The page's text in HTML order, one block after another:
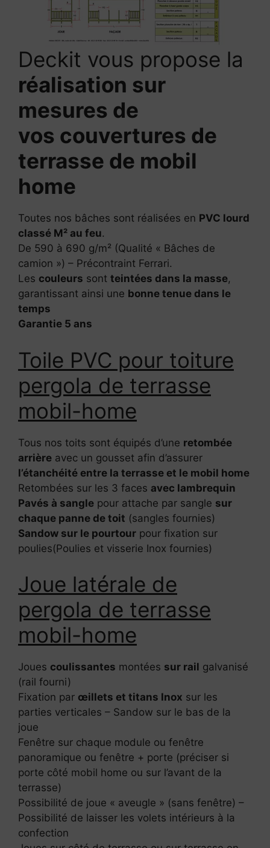
Deckit vous propose la
réalisation sur
mesures de
vos couvertures de
terrasse de mobil
home
Toutes nos bâches sont réalisées en PVC lourd
classé M² au feu.
De 590 à 690 g/m² (Qualité « Bâches de
camion ») – Précontraint Ferrari.
Les couleurs sont teintées dans la masse,
garantissant ainsi une bonne tenue dans le
temps
Garantie 5 ans
Toile PVC pour toiture
pergola de terrasse
mobil-home
Tous nos toits sont équipés d’une retombée
arrière avec un gousset afin d’assurer
l’étanchéité entre la terrasse et le mobil home
Retombées sur les 3 faces avec lambrequin
Pavés à sangle pour attache par sangle sur
chaque panne de toit (sangles fournies)
Sandow sur le pourtour pour fixation sur
poulies(Poulies et visserie Inox fournies)
Joue latérale de
pergola de terrasse
mobil-home
Joues coulissantes montées sur rail galvanisé
(rail fourni)
Fixation par œillets et titans Inox sur les
parties verticales – Sandow sur le bas de la
joue
Fenêtre sur chaque module ou fenêtre
panoramique ou fenêtre + porte (préciser si
porte côté mobil home ou sur l’avant de la
terrasse)
Possibilité de joue « aveugle » (sans fenêtre) –
Possibilité de laisser les volets intérieurs à la
confection